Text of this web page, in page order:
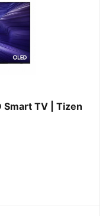
Smart TV | Tizen